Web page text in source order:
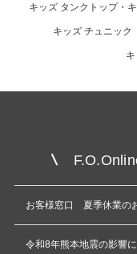
キッズ タンクトップ・
キッズ チュニック
お客様窓口 夏季休業の
令和8年熊本地震の影響